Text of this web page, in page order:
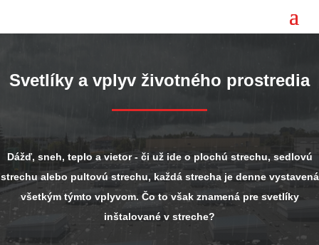
Svetlíky a vplyv životného prostredia
Dážď, sneh, teplo a vietor - či už ide o plochú strechu, sedlovú
strechu alebo pultovú strechu, každá strecha je denne vystavená
všetkým týmto vplyvom. Čo to však znamená pre svetlíky
inštalované v streche?